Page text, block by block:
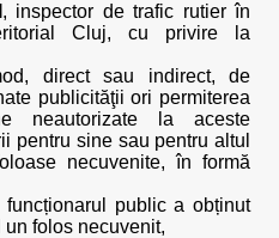
, inspector de trafic rutier în
Cluj, cu privire la
direct sau indirect, de
publicităţii ori permiterea
neautorizate la aceste
pentru sine sau pentru altul
necuvenite, în formă
public a obținut
folos necuvenit,